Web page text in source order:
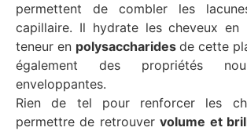
permettent de combler les
capillaire. Il hydrate les cheveux en
teneur en polysaccharides de cette
également des propriétés
enveloppantes.
Rien de tel pour renforcer les
permettre de retrouvervolume et